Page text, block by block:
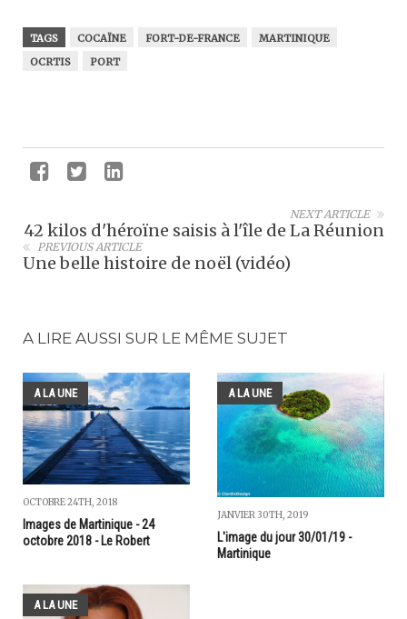
TAGS COCAÏNE FORT-DE-FRANCE
MARTINIQUE
OCRTIS
PORT
NEXT ARTICLE
42 kilos d'héroïne saisis à l'île de La Réunion
PREVIOUS ARTICLE
Une belle histoire de noël (vidéo)
A LIRE AUSSI SUR LE MÊME SUJET
A LA UNE
OCTOBRE 24TH, 2018
Images de Martinique - 24
octobre 2018 - Le Robert
A LA UNE
JANVIER 30TH, 2019
L'image du jour 30/01/19 -
Martinique
A LA UNE